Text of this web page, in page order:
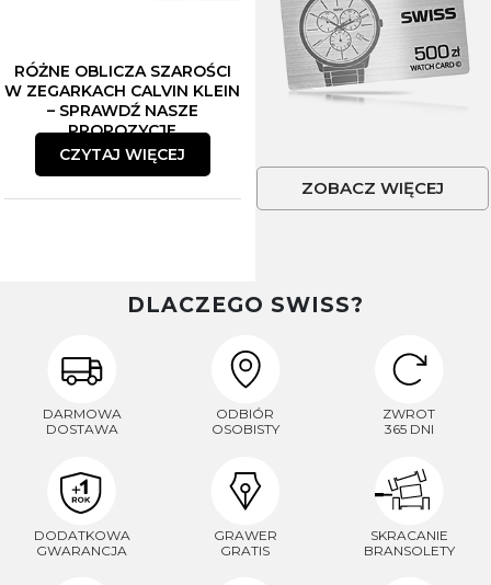
RÓŻNE OBLICZA SZAROŚCI
W ZEGARKACH CALVIN KLEIN
– SPRAWDŹ NASZE
PROPOZYCJE
CZYTAJ WIĘCEJ
ZOBACZ WIĘCEJ
DLACZEGO SWISS?
DARMOWA
DOSTAWA
ODBIÓR
OSOBISTY
ZWROT
365 DNI
DODATKOWA
GWARANCJA
GRAWER
GRATIS
SKRACANIE
BRANSOLETY